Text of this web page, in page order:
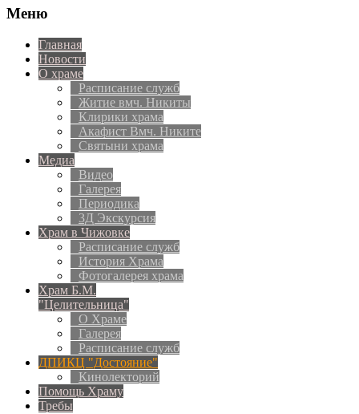
Меню
Главная
Новости
О храме
Расписание служб
Житие вмч. Никиты
Клирики храма
Акафист Вмч. Никите
Святыни храма
Медиа
Видео
Галерея
Периодика
3Д Экскурсия
Храм в Чижовке
Расписание служб
История Храма
Фотогалерея храма
Храм Б.М.
"Целительница"
О Храме
Галерея
Расписание служб
ДПИКЦ "Достояние"
Кинолекторий
Помощь Храму
Требы